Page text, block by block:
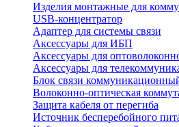
Изделия монтажные для
USB-концентратор
Адаптер для системы связи
Аксессуары для ИБП
Аксессуары для
Аксессуары для
Блок связи
Волоконно-оптическая
Защита кабеля от перегиба
Источник бесперебойного